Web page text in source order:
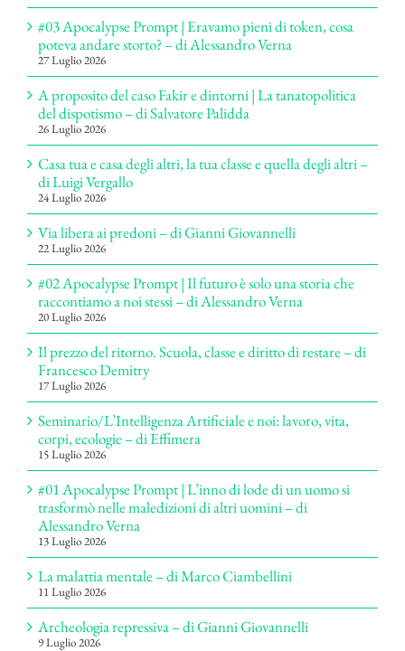
#03 Apocalypse Prompt | Eravamo pieni di token, cosa
poteva andare storto? – di Alessandro Verna
27 Luglio 2026
A proposito del caso Fakir e dintorni | La tanatopolitica
del dispotismo – di Salvatore Palidda
26 Luglio 2026
Casa tua e casa degli altri, la tua classe e quella degli altri –
di Luigi Vergallo
24 Luglio 2026
Via libera ai predoni – di Gianni Giovannelli
22 Luglio 2026
#02 Apocalypse Prompt | Il futuro è solo una storia che
raccontiamo a noi stessi – di Alessandro Verna
20 Luglio 2026
Il prezzo del ritorno. Scuola, classe e diritto di restare – di
Francesco Demitry
17 Luglio 2026
Seminario/L’Intelligenza Artificiale e noi: lavoro, vita,
corpi, ecologie – di Effimera
15 Luglio 2026
#01 Apocalypse Prompt | L’inno di lode di un uomo si
trasformò nelle maledizioni di altri uomini – di
Alessandro Verna
13 Luglio 2026
La malattia mentale – di Marco Ciambellini
11 Luglio 2026
Archeologia repressiva – di Gianni Giovannelli
9 Luglio 2026